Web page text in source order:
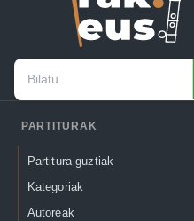
PARTITURAK
Partitura guztiak
Kategoriak
Autoreak